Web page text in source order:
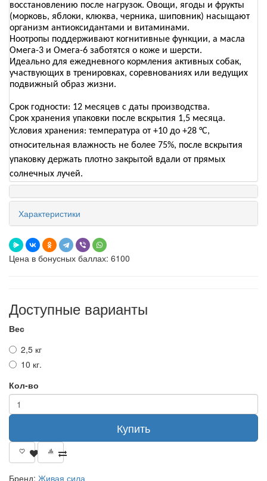
восстановлению после нагрузок. Овощи, ягоды и фрукты
(морковь, яблоки, клюква, черника, шиповник) насыщают
организм антиоксидантами и витаминами.
Ноотропы поддерживают когнитивные функции, а масла
Омега-3 и Омега-6 заботятся о коже и шерсти.
Идеально для ежедневного кормления активных собак,
участвующих в тренировках, соревнованиях или ведущих
подвижный образ жизни.
Срок годности: 12 месяцев с даты производства.
Срок хранения упаковки после вскрытия 1,5 месяца.
Условия хранения: температура от +10 до +28 °C,
относительная влажность не более 75%, после вскрытия
упаковку держать плотно закрытой вдали от прямых
солнечных лучей.
Характеристики
Цена в бонусных баллах: 6100
Доступные варианты
Вес
2,5 кг
10 кг.
Кол-во
Купить
Бренд: Живая сила